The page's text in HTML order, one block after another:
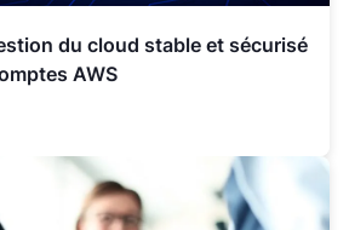
du cloud stable et sécurisé
AWS